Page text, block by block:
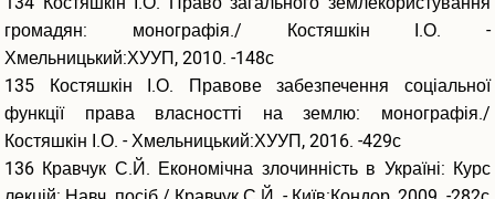
громадян: монографія./ Костяшкін І.О. -
Хмельницький:ХУУП, 2010. -148с
135 Костяшкін І.О. Правове забезпечення соціальної
функції права власностті на землю: монографія./
Костяшкін І.О. - Хмельницький:ХУУП, 2016. -429с
136 Кравчук С.Й. Економічна злочинність в Україні: Курс